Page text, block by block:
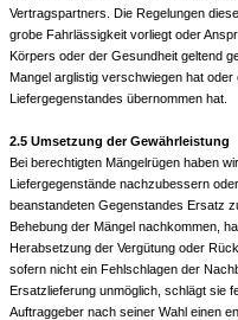
Vertragspartners. Die Regelungen
grobe Fahrlässigkeit vorliegt oder
Körpers oder der Gesundheit geltend
Mangel arglistig verschwiegen hat
Liefergegenstandes übernommen hat.
2.5 Umsetzung der Gewährleistung
Bei berechtigten Mängelrügen haben
Liefergegenstände nachzubessern
beanstandeten Gegenstandes Ersatz
Behebung der Mängel nachkommen,
Herabsetzung der Vergütung oder
sofern nicht ein Fehlschlagen der
Ersatzlieferung unmöglich, schlägt sie
Auftraggeber nach seiner Wahl einen